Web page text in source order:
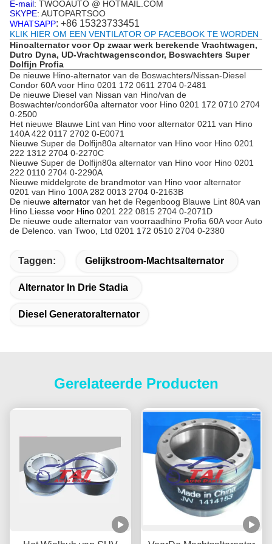
E-mail: TWOOAUTO @ HOTMAIL.COM
SKYPE: AUTOPARTSOO
WHATSAPP: +86 15323733451
KLIK HIER OM EEN VENTILATOR OP FACEBOOK TE WORDEN
Hinoalternator voor Op zwaar werk berekende Vrachtwagen,
Dutro Dyna, UD-Vrachtwagenscondor, Boswachters Super
Dolfijn Profia
De nieuwe Hino-alternator van de Boswachters/Nissan-Diesel
Condor 60A voor Hino 0201 172 0611 2704 0-2481
De nieuwe Diesel van Nissan van Hino/van de
Boswachter/condor60a alternator voor Hino 0201 172 0710 2704
0-2500
Het nieuwe Blauwe Lint van Hino voor alternator 0211 van Hino
140A 422 0117 2702 0-E0071
Nieuwe Super de Dolfijn80a alternator van Hino voor Hino 0201
222 1312 2704 0-2270C
Nieuwe Super de Dolfijn80a alternator van Hino voor Hino 0201
222 0110 2704 0-2290A
Nieuwe middelgrote de brandmotor van Hino voor alternator
0201 van Hino 100A 282 0013 2704 0-2163B
De nieuwe alternator van het de Regenboog Blauwe Lint 80A van
Hino Liesse voor Hino 0201 222 0815 2704 0-2071D
De nieuwe oude alternator van voorraadhino Profia 60A voor Auto
de Delenco. van Twoo, Ltd 0201 172 0510 2704 0-2380
Taggen: Gelijkstroom-Machtsalternator
Alternator In Drie Stadia
Diesel Generatoralternator
Gerelateerde Producten